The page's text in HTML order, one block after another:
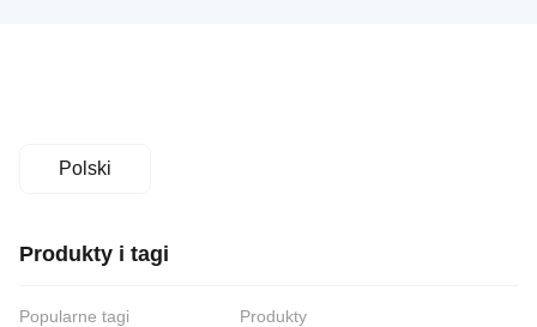
Polski
Produkty i tagi
Popularne tagi
Produkty